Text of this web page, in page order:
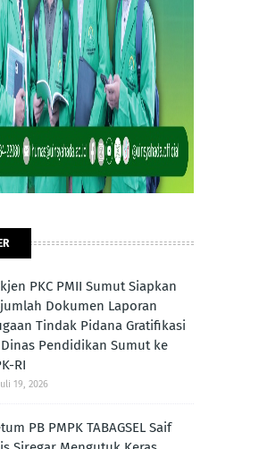
PKC PMII Sumut Siapkan
Dokumen Laporan
Tindak Pidana Gratifikasi
Pendidikan Sumut ke
RI
19, 2026
PB PMPK TABAGSEL Saif